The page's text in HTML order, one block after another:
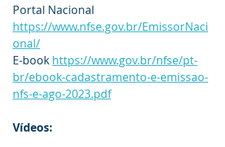
Portal Nacional
https://www.nfse.gov.br/EmissorNaci
onal/
E-book https://www.gov.br/nfse/pt-
br/ebook-cadastramento-e-emissao-
nfs-e-ago-2023.pdf
Vídeos: